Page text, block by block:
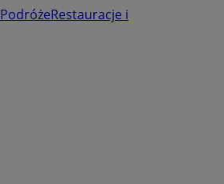
PodróżeRestauracje i